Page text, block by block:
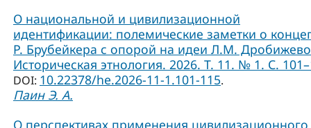
О национальной и цивилизационной
идентификации: полемические заметки о
Р. Брубейкера с опорой на идеи Л.М.
Историческая этнология. 2026. Т. 11. № 1. С.
DOI: 10.22378/he.2026-11-1.101-115.
Паин Э. А.
О перспективах применения цивилизационного